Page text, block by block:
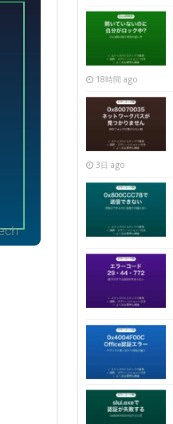
18時間 ago
3日 ago